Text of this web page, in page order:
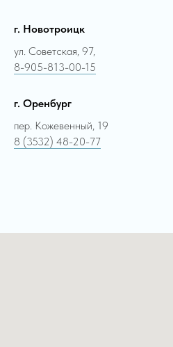
г. Новотроицк
ул. Советская, 97,
8-905-813-00-15
г. Оренбург
пер. Кожевенный, 19
8 (3532) 48-20-77